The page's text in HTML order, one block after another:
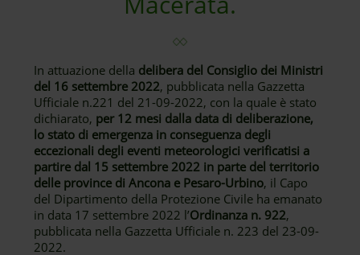
In attuazione della delibera del Consiglio dei Ministri
del 16 settembre 2022, pubblicata nella Gazzetta
Ufficiale n.221 del 21-09-2022, con la quale è stato
dichiarato, per 12 mesi dalla data di deliberazione,
lo stato di emergenza in conseguenza degli
eccezionali degli eventi meteorologici verificatisi a
partire dal 15 settembre 2022 in parte del territorio
delle province di Ancona e Pesaro-Urbino, il Capo
del Dipartimento della Protezione Civile ha emanato
in data 17 settembre 2022 l’Ordinanza n. 922,
pubblicata nella Gazzetta Ufficiale n. 223 del 23-09-
2022.